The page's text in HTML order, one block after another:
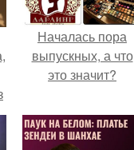
Началась пора
выпускных, а что
это значит?